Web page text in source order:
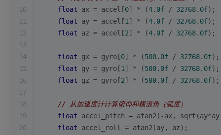
10
float ax = accel[0] * (4.0f / 32768.0f);
11
float ay = accel[1 ] * (4.0f / 32768.0f);
12
float az = accel[2] * (4.0f / 32768.0f);
13
14
float gx = gyro[0] * (500.0f / 32768.0f);
15
float gy = gyro[1 ] * (500.0f / 32768.0f);
16
float gz = gyro[2] * (500.0f / 32768.0f);
17
18
// 从加速度计计算俯仰和横滚角（弧度）
19
float accel_pitch = atan2 (-ax, sqrt
20
float accel_roll = atan2 (ay, az);